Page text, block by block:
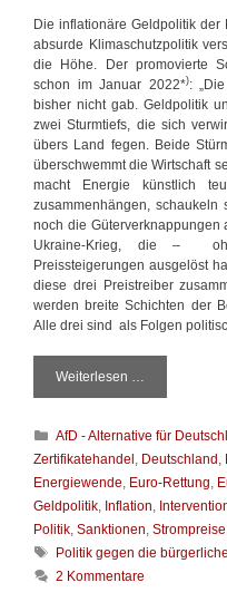
Die inflationäre Geldpolitik der
absurde Klimaschutzpolitik
die Höhe. Der promovierte
schon im Januar 2022*):
bisher nicht gab. Geldpolitik
zwei Sturmtiefs, die sich
übers Land fegen. Beide
überschwemmt die Wirtschaft
macht Energie künstlich
zusammenhängen, schaukeln
noch die Güterverknappungen
Ukraine-Krieg, die –
Preissteigerungen ausgelöst
diese drei Preistreiber
werden breite Schichten der
Alle drei sind als Folgen
Weiterlesen …
i
d
r
e
t
a
K
a
g
o
r
i
AfD - Alternative für
Zertifikatehandel , Deutschland ,
Energiewende, Euro-Rettung,
Geldpolitik, Inflation,
Politik, Sanktionen, Strompreise
S
c
Politik gegen die
2 Kommentare